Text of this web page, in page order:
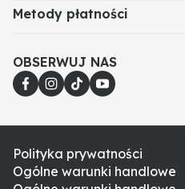
Metody płatności
OBSERWUJ NAS
Polityka prywatności
Ogólne warunki handlowe